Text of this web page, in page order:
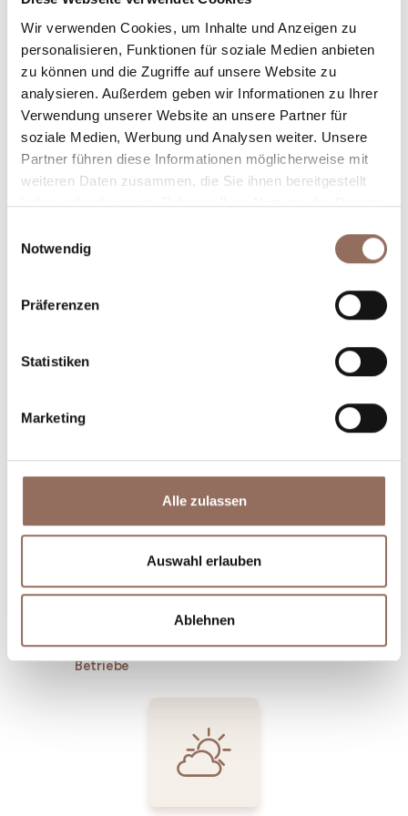
Wir verwenden Cookies, um Inhalte und Anzeigen zu
personalisieren, Funktionen für soziale Medien anbieten
zu können und die Zugriffe auf unsere Website zu
analysieren. Außerdem geben wir Informationen zu Ihrer
Verwendung unserer Website an unsere Partner für
soziale Medien, Werbung und Analysen weiter. Unsere
Partner führen diese Informationen möglicherweise mit
weiteren Daten zusammen, die Sie ihnen bereitgestellt
haben oder die sie im Rahmen Ihrer Nutzung der Dienste
Notwendig
Präferenzen
Statistiken
Marketing
Alle zulassen
Auswahl erlauben
Ablehnen
Anzahl Badezimmer:2
Beds number:6
Dein Urlaub
Winkel des Langhe Monferrato Roero unternehmen
Unterkünfte
Essen und
Incoming-
Betriebe
Dienste